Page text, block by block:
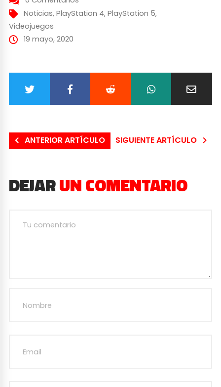
Noticias, PlayStation 4, PlayStation 5,
Videojuegos
19 mayo, 2020
ANTERIOR ARTÍCULO SIGUIENTE ARTÍCULO
DEJARUN COMENTARIO